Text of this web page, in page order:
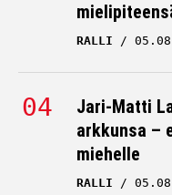
RALLI
Jari-Matti
arkkunsa –
miehelle
RALLI